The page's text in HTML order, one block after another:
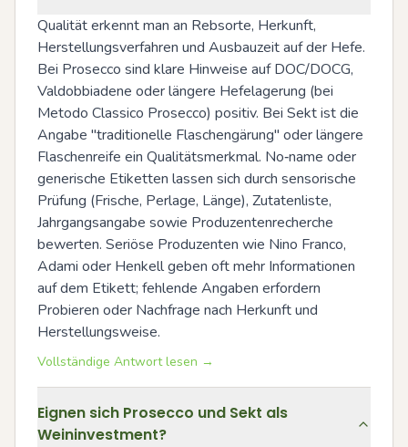
Qualität erkennt man an Rebsorte, Herkunft,
Herstellungsverfahren und Ausbauzeit auf der Hefe.
Bei Prosecco sind klare Hinweise auf DOC/DOCG,
Valdobbiadene oder längere Hefelagerung (bei
Metodo Classico Prosecco) positiv. Bei Sekt ist die
Angabe "traditionelle Flaschengärung" oder längere
Flaschenreife ein Qualitätsmerkmal. No‑name oder
generische Etiketten lassen sich durch sensorische
Prüfung (Frische, Perlage, Länge), Zutatenliste,
Jahrgangsangabe sowie Produzentenrecherche
bewerten. Seriöse Produzenten wie Nino Franco,
Adami oder Henkell geben oft mehr Informationen
auf dem Etikett; fehlende Angaben erfordern
Probieren oder Nachfrage nach Herkunft und
Herstellungsweise.
Vollständige Antwort lesen →
Eignen sich Prosecco und Sekt als
Weininvestment?